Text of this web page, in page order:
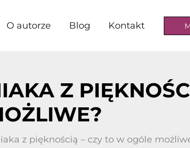
O autorze Blog Kontakt
Z
z pięknością – czy to w ogóle